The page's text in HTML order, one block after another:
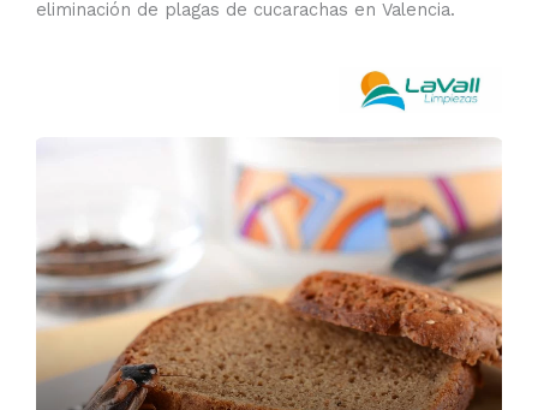
eliminación de plagas de cucarachas en Valencia.